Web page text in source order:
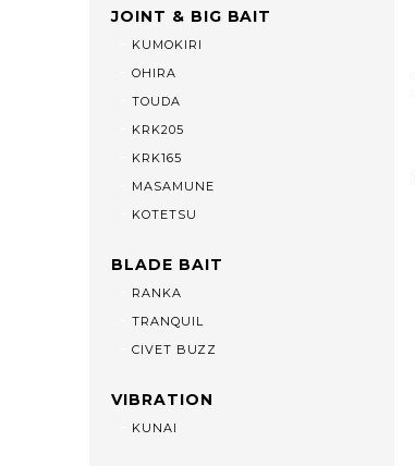
JOINT & BIG BAIT
KUMOKIRI
OHIRA
TOUDA
KRK205
KRK165
MASAMUNE
KOTETSU
BLADE BAIT
RANKA
TRANQUIL
CIVET BUZZ
VIBRATION
KUNAI